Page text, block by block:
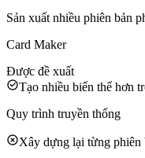
Sản xuất nhiều phiên bản
Card Maker
Được đề xuất
Tạo nhiều biến thể hơn
Quy trình truyền thống
Xây dựng lại từng phiên